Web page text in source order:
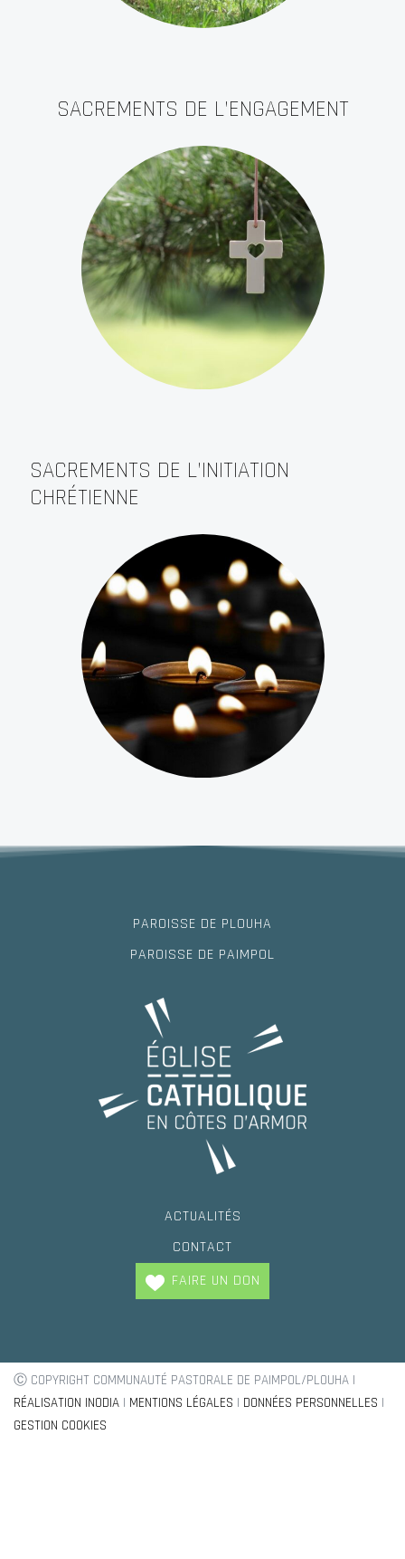
SACREMENTS DE L’ENGAGEMENT
SACREMENTS DE L’INITIATION
CHRÉTIENNE
PAROISSE DE PLOUHA
PAROISSE DE PAIMPOL
ACTUALITÉS
CONTACT
FAIRE UN DON
Ⓒ COPYRIGHT COMMUNAUTÉ PASTORALE DE PAIMPOL/PLOUHA |
RÉALISATION INODIA | MENTIONS LÉGALES | DONNÉES PERSONNELLES |
GESTION COOKIES
Trouvez votre paroisse !